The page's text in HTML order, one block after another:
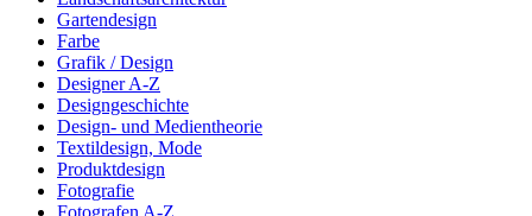
Gartendesign
Farbe
Grafik / Design
Designer A-Z
Designgeschichte
Design- und Medientheorie
Textildesign, Mode
Produktdesign
Fotografie
Fotografen A-Z